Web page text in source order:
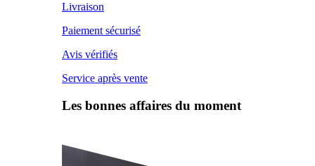
Livraison
Paiement sécurisé
Avis vérifiés
Service après vente
Les bonnes affaires du moment